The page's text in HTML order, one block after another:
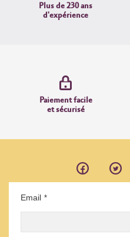
Plus de 230 ans
d'expérience
Paiement facile
et sécurisé
Email *